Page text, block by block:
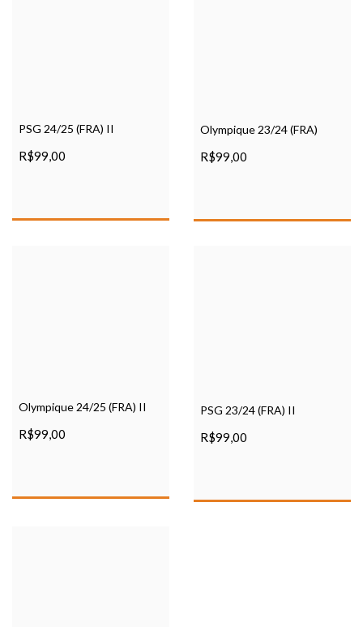
PSG 24/25 (FRA) II
R$99,00
Olympique 23/24 (FRA)
R$99,00
Olympique 24/25 (FRA) II
R$99,00
PSG 23/24 (FRA) II
R$99,00